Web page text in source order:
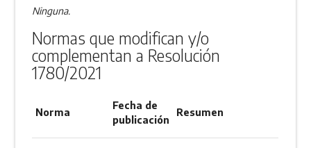
Ninguna.
Normas que modifican y/o
complementan a Resolución
1780/2021
Norma
Fecha de
publicación
Resumen